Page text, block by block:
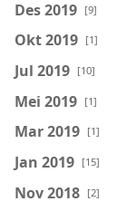
Des 2019 [9]
Okt 2019 [1]
Jul 2019 [10]
Mei 2019 [1]
Mar 2019 [1]
Jan 2019 [15]
Nov 2018 [2]